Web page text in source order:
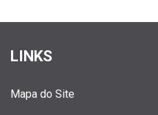
LINKS
Mapa do Site